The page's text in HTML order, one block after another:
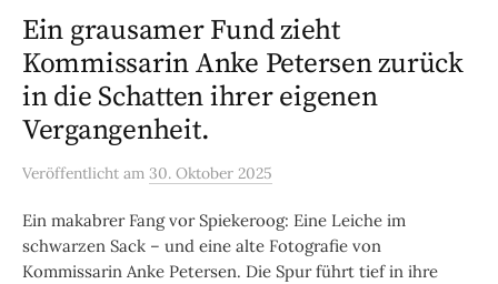
Ein grausamer Fund zieht
Kommissarin Anke Petersen zurück
in die Schatten ihrer eigenen
Vergangenheit.
Veröffentlicht am 30. Oktober 2025
Ein makabrer Fang vor Spiekeroog: Eine Leiche im
schwarzen Sack – und eine alte Fotografie von
Kommissarin Anke Petersen. Die Spur führt tief in ihre